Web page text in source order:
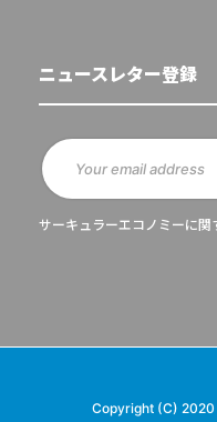
ニュースレター登録
サーキュラーエコノミーに関
Copyright (C) 2020